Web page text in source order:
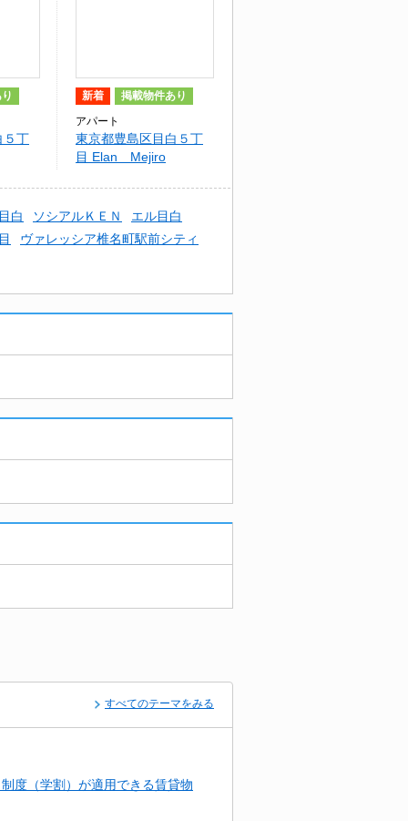
５丁
新着 掲載物件あり
アパート
東京都豊島区目白５丁
目 Elan Mejiro
白 ソシアルＫＥＮ
エル目白
ヴァレッシア椎名町駅前シティ
すべてのテーマをみる
度（学割）が適用できる賃貸物